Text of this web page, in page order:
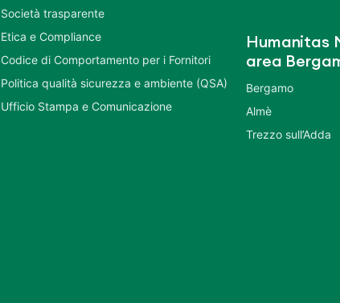
Società trasparente
Etica e Compliance
Codice di Comportamento per i Fornitori
Politica qualità sicurezza e ambiente (QSA)
Ufficio Stampa e Comunicazione
Humanitas
area
Bergamo
Almè
Trezzo sull’Adda